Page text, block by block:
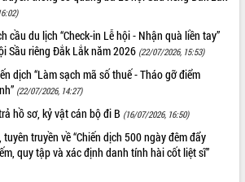
cầu du lịch “Check-in Lễ hội - Nhận quà liền tay”
Sầu riêng Đắk Lắk năm 2026 (22/07/2026, 15:53)
dịch “Làm sạch mã số thuế - Tháo gỡ điểm
(22/07/2026, 14:27)
hồ sơ, kỷ vật cán bộ đi B (16/07/2026, 16:50)
truyền về “Chiến dịch 500 ngày đêm đẩy
quy tập và xác định danh tính hài cốt liệt sĩ”